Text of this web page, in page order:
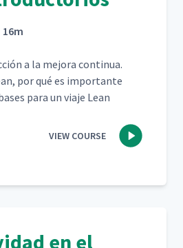
16m
a la mejo­ra con­tin­ua.
por qué es impor­tante
para un via­je Lean
VIEW COURSE
en el